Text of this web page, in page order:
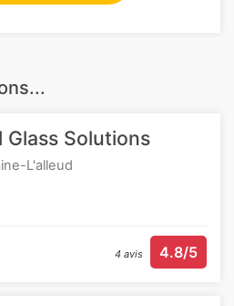
Glass Solutions
L'alleud
4 avis 4.8/5